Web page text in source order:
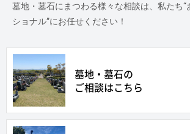
墓地・墓石にまつわる様々な相談は、私たち“
ショナル”にお任せください！
墓地・墓石の
ご相談はこちら